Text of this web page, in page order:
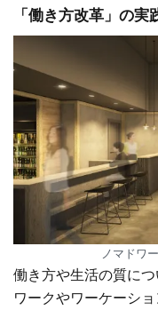
「働き方改革」の実
ノマドワ
働き方や生活の質に
ワークやワーケーシ